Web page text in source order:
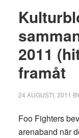
2011
framåt
24 AUGUSTI, 2011
Foo Fighters
arenaband när